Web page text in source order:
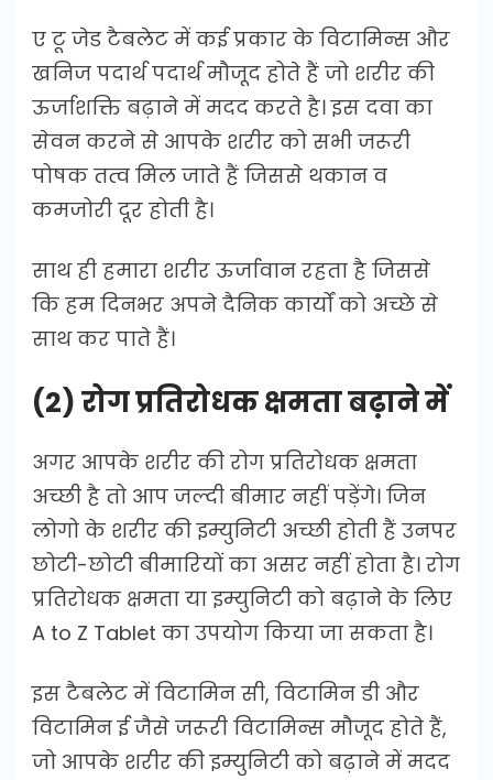
ए टू जेड टैबलेट में कई प्रकार के विटामिन्स और
खनिज पदार्थ पदार्थ मौजूद होते हैं जो शरीर की
ऊर्जाशक्ति बढ़ाने में मदद करते है। इस दवा का
सेवन करने से आपके शरीर को सभी जरूरी
पोषक तत्व मिल जाते हैं जिससे थकान व
कमजोरी दूर होती है।
साथ ही हमारा शरीर ऊर्जावान रहता है जिससे
कि हम दिनभर अपने दैनिक कार्यों को अच्छे से
साथ कर पाते हैं।
(2) रोग प्रतिरोधक क्षमता बढ़ाने में
अगर आपके शरीर की रोग प्रतिरोधक क्षमता
अच्छी है तो आप जल्दी बीमार नहीं पड़ेंगे। जिन
लोगो के शरीर की इम्युनिटी अच्छी होती हैं उनपर
छोटी-छोटी बीमारियों का असर नहीं होता है। रोग
प्रतिरोधक क्षमता या इम्युनिटी को बढ़ाने के लिए
A to Z Tablet का उपयोग किया जा सकता है।
इस टैबलेट में विटामिन सी, विटामिन डी और
विटामिन ई जैसे जरूरी विटामिन्स मौजूद होते हैं,
जो आपके शरीर की इम्युनिटी को बढ़ाने में मदद